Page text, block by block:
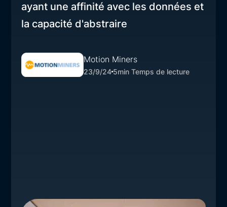
ayant une affinité avec les données et
la capacité d'abstraire
Motion Miners
23/9/245min Temps de lecture